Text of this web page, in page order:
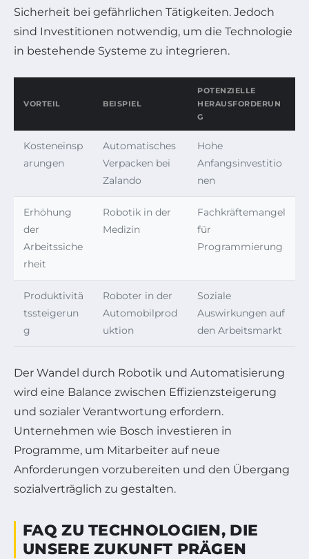
Sicherheit bei gefährlichen Tätigkeiten. Jedoch
sind Investitionen notwendig, um die Technologie
in bestehende Systeme zu integrieren.
VORTEIL BEISPIEL
POTENZIELLE
HERAUSFORDERUN
G
Kosteneinsp
arungen
Automatisches
Verpacken bei
Zalando
Hohe
Anfangsinvestitio
nen
Erhöhung
der
Arbeitssiche
rheit
Robotik in der
Medizin
Fachkräftemangel
für
Programmierung
Produktivitä
tssteigerun
g
Roboter in der
Automobilprod
uktion
Soziale
Auswirkungen auf
den Arbeitsmarkt
Der Wandel durch Robotik und Automatisierung
wird eine Balance zwischen Effizienzsteigerung
und sozialer Verantwortung erfordern.
Unternehmen wie Bosch investieren in
Programme, um Mitarbeiter auf neue
Anforderungen vorzubereiten und den Übergang
sozialverträglich zu gestalten.
FAQ ZU TECHNOLOGIEN, DIE
UNSERE ZUKUNFT PRÄGEN